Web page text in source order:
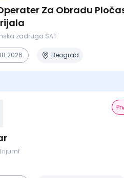
Za Obradu
zadruga SAT
Beograd